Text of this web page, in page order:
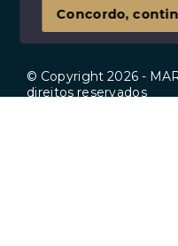
© Copyright 2026 -
direitos reservados
Concordo,